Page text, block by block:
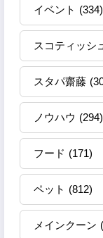
イベント (334)
スコティッシ
スタパ齋藤
ノウハウ (294)
フード (171)
ペット (812)
メインクーン